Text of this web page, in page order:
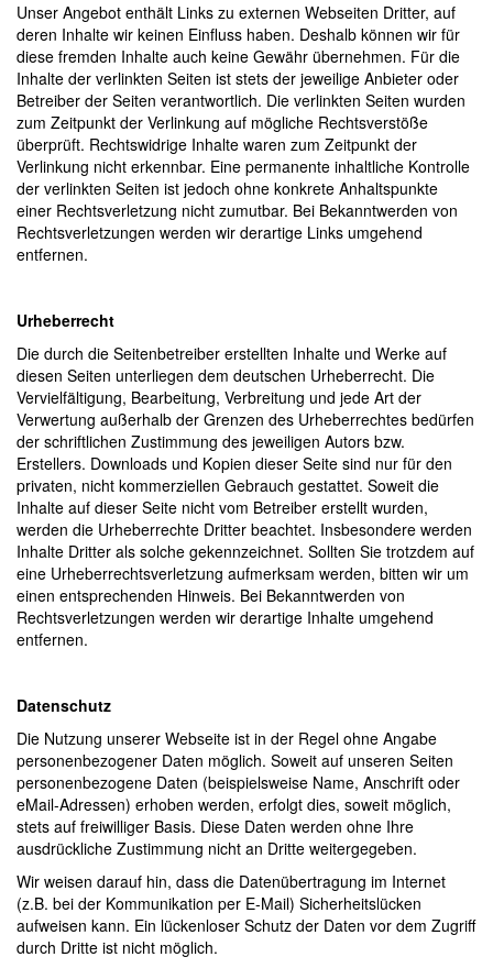
Unser Angebot enthält Links zu externen Webseiten Dritter, auf
deren Inhalte wir keinen Einfluss haben. Deshalb können wir für
diese fremden Inhalte auch keine Gewähr übernehmen. Für die
Inhalte der verlinkten Seiten ist stets der jeweilige Anbieter oder
Betreiber der Seiten verantwortlich. Die verlinkten Seiten wurden
zum Zeitpunkt der Verlinkung auf mögliche Rechtsverstöße
überprüft. Rechtswidrige Inhalte waren zum Zeitpunkt der
Verlinkung nicht erkennbar. Eine permanente inhaltliche Kontrolle
der verlinkten Seiten ist jedoch ohne konkrete Anhaltspunkte
einer Rechtsverletzung nicht zumutbar. Bei Bekanntwerden von
Rechtsverletzungen werden wir derartige Links umgehend
entfernen.
Urheberrecht
Die durch die Seitenbetreiber erstellten Inhalte und Werke auf
diesen Seiten unterliegen dem deutschen Urheberrecht. Die
Vervielfältigung, Bearbeitung, Verbreitung und jede Art der
Verwertung außerhalb der Grenzen des Urheberrechtes bedürfen
der schriftlichen Zustimmung des jeweiligen Autors bzw.
Erstellers. Downloads und Kopien dieser Seite sind nur für den
privaten, nicht kommerziellen Gebrauch gestattet. Soweit die
Inhalte auf dieser Seite nicht vom Betreiber erstellt wurden,
werden die Urheberrechte Dritter beachtet. Insbesondere werden
Inhalte Dritter als solche gekennzeichnet. Sollten Sie trotzdem auf
eine Urheberrechtsverletzung aufmerksam werden, bitten wir um
einen entsprechenden Hinweis. Bei Bekanntwerden von
Rechtsverletzungen werden wir derartige Inhalte umgehend
entfernen.
Datenschutz
Die Nutzung unserer Webseite ist in der Regel ohne Angabe
personenbezogener Daten möglich. Soweit auf unseren Seiten
personenbezogene Daten (beispielsweise Name, Anschrift oder
eMail-Adressen) erhoben werden, erfolgt dies, soweit möglich,
stets auf freiwilliger Basis. Diese Daten werden ohne Ihre
ausdrückliche Zustimmung nicht an Dritte weitergegeben.
Wir weisen darauf hin, dass die Datenübertragung im Internet
(z.B. bei der Kommunikation per E-Mail) Sicherheitslücken
aufweisen kann. Ein lückenloser Schutz der Daten vor dem Zugriff
durch Dritte ist nicht möglich.